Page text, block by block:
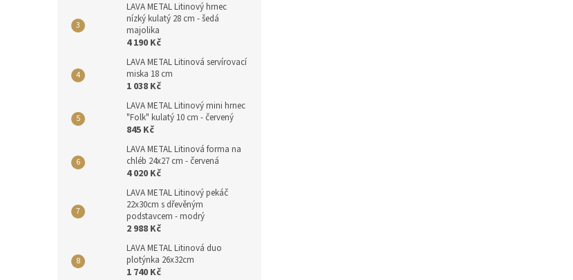
LAVA METAL Litinový hrnec
nízký kulatý 28 cm - šedá
majolika
4 190 Kč
LAVA METAL Litinová servírovací
miska 18 cm
1 038 Kč
LAVA METAL Litinový mini hrnec
"Folk" kulatý 10 cm - červený
845 Kč
LAVA METAL Litinová forma na
chléb 24x27 cm - červená
4 020 Kč
LAVA METAL Litinový pekáč
22x30cm s dřevěným
podstavcem - modrý
2 988 Kč
LAVA METAL Litinová duo
plotýnka 26x32cm
1 740 Kč